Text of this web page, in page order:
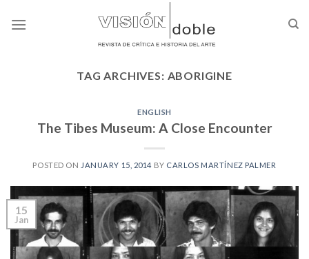
TAG ARCHIVES: ABORIGINE
ENGLISH
The Tibes Museum: A Close Encounter
POSTED ON JANUARY 15, 2014 BY CARLOS MARTÍNEZ PALMER
15
Jan